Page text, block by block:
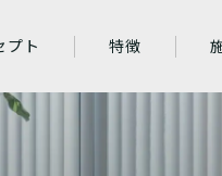
プト 特徴